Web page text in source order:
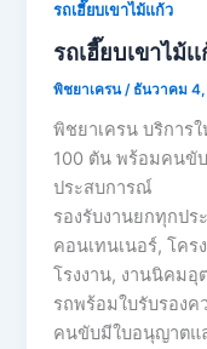
รถเฮี๊ยบเขาไม้แก้ว
รถเฮี๊ยบเขาไม้
พิชยาเครน / ธันวาคม
พิชยาเครน บริการ
100 ตัน พร้อมคนขั
ประสบการณ์
รองรับงานยกทุกปร
คอนเทนเนอร์, โคร
โรงงาน, งานนิคมอุ
รถพร้อมใบรับรอง
คนขับมีใบอนุญาตแ